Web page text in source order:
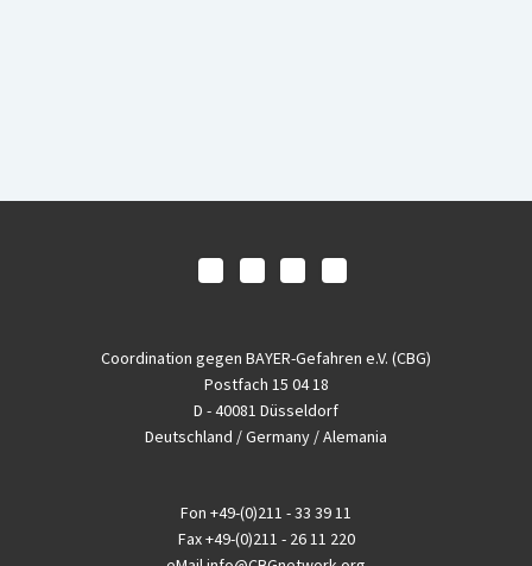
Coordination gegen BAYER-Gefahren e.V. (CBG)
Postfach 15 04 18
D - 40081 Düsseldorf
Deutschland / Germany / Alemania
Fon +49-(0)211 - 33 39 11
Fax+49-(0)211 - 26 11 220